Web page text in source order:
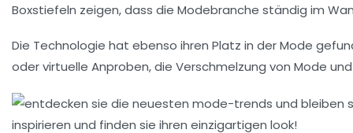
Boxstiefeln zeigen, dass die Modebranche ständig im
Die Technologie hat ebenso ihren Platz in der Mode
oder virtuelle Anproben, die Verschmelzung von Mode